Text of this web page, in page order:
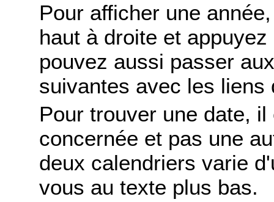
Pour afficher une
haut à droite et
pouvez aussi passer
suivantes avec les liens
Pour trouver une date,
concernée et pas une
deux calendriers varie
vous au texte plus bas.